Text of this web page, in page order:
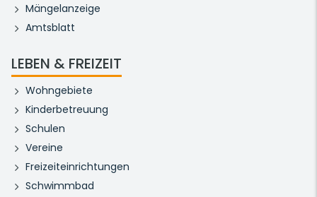
Mängelanzeige
Amtsblatt
LEBEN & FREIZEIT
Wohngebiete
Kinderbetreuung
Schulen
Vereine
Freizeiteinrichtungen
Schwimmbad